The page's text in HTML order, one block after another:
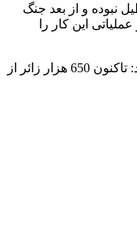
نبوده و از بعد جنگ
این کار را
وی با اشاره به اینکه مشکلاتی که در رابطه با صدور ویزا برای زائران در استان کرمانشاه وجود داشت اکنون برطرف شده و کار صدور ویزا به کمتر از 12 ساعت رسیده است اظهار کرد: تاکنون 650 هزار زائر از